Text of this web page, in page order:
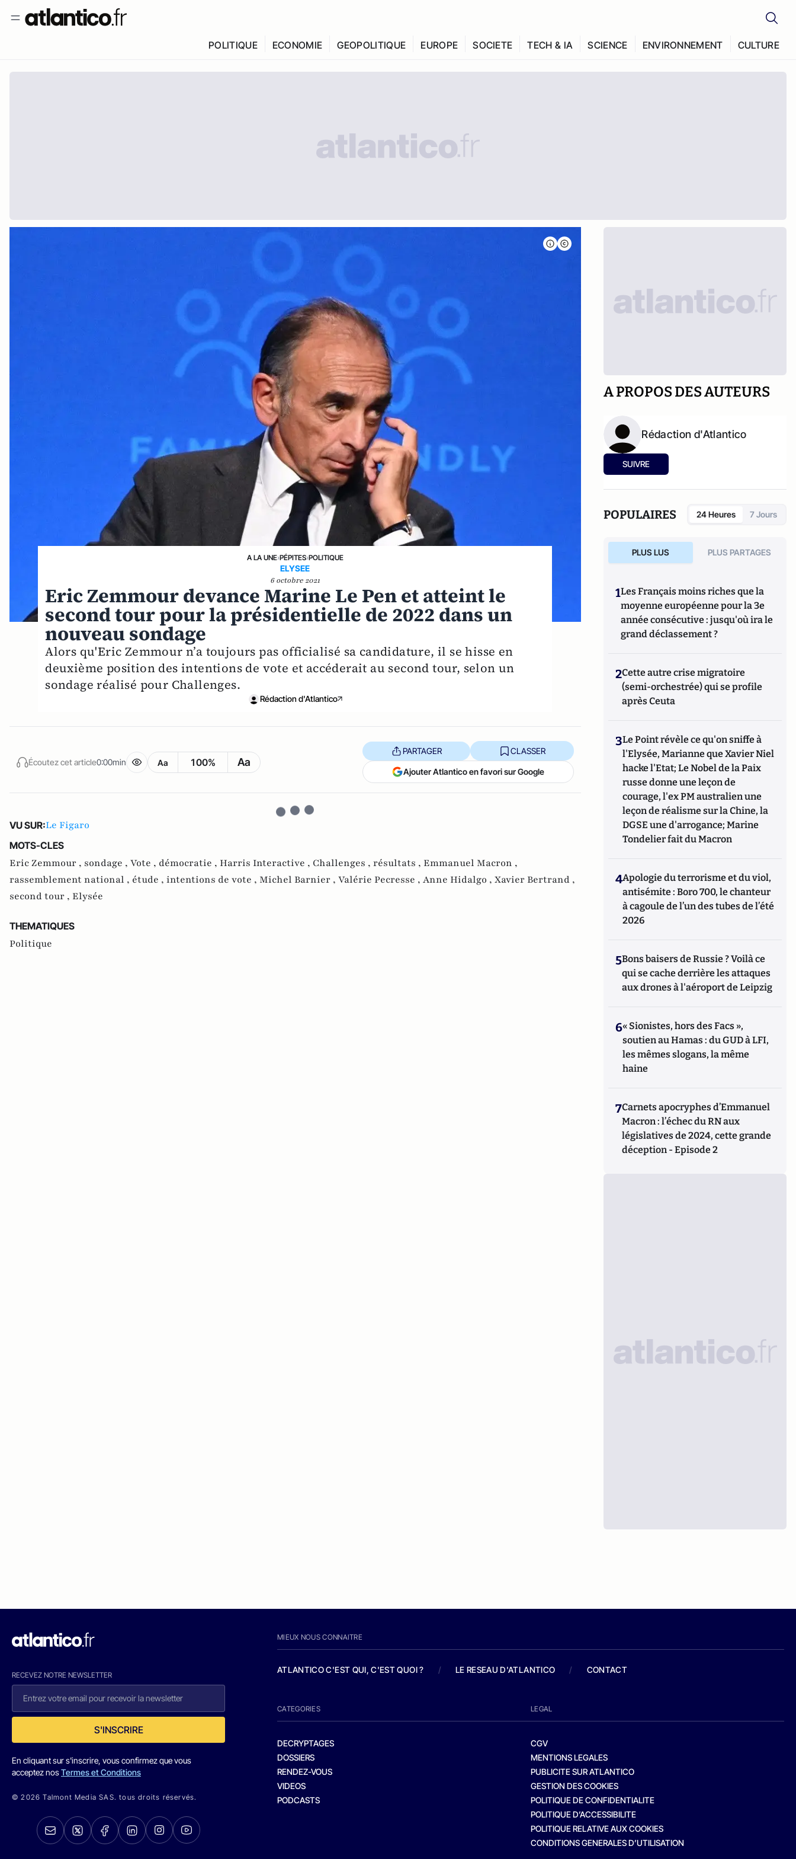
POLITIQUE ECONOMIE GEOPOLITIQUE EUROPE SOCIETE TECH & IA SCIENCE ENVIRONNEMENT CULTURE
A LA UNE›PÉPITES›POLITIQUE
ELYSEE
6 octobre 2021
Eric Zemmour devance Marine Le Pen et atteint le
second tour pour la présidentielle de 2022 dans un
nouveau sondage
Alors qu'Eric Zemmour n’a toujours pas officialisé sa candidature, il se hisse en
deuxième position des intentions de vote et accéderait au second tour, selon un
sondage réalisé pour Challenges.
Rédaction d'Atlantico
Écoutez cet article0:00min Aa 100% Aa
PARTAGER CLASSER
Ajouter Atlantico en favori sur Google
VU SUR:Le Figaro
MOTS-CLES
Eric Zemmour , sondage , Vote , démocratie , Harris Interactive , Challenges , résultats , Emmanuel Macron ,
rassemblement national , étude , intentions de vote , Michel Barnier , Valérie Pecresse , Anne Hidalgo , Xavier Bertrand ,
second tour , Elysée
THEMATIQUES
Politique
A PROPOS DES AUTEURS
Rédaction d'Atlantico
SUIVRE
POPULAIRES 24 Heures 7 Jours
PLUS LUS PLUS PARTAGES
1Les Français moins riches que la
moyenne européenne pour la 3e
année consécutive : jusqu'où ira le
grand déclassement ?
2Cette autre crise migratoire
(semi-orchestrée) qui se profile
après Ceuta
3Le Point révèle ce qu'on sniffe à
l'Elysée, Marianne que Xavier Niel
hacke l'Etat; Le Nobel de la Paix
russe donne une leçon de
courage, l'ex PM australien une
leçon de réalisme sur la Chine, la
DGSE une d'arrogance; Marine
Tondelier fait du Macron
4Apologie du terrorisme et du viol,
antisémite : Boro 700, le chanteur
à cagoule de l’un des tubes de l’été
2026
5Bons baisers de Russie ? Voilà ce
qui se cache derrière les attaques
aux drones à l'aéroport de Leipzig
6« Sionistes, hors des Facs »,
soutien au Hamas : du GUD à LFI,
les mêmes slogans, la même
haine
7Carnets apocryphes d’Emmanuel
Macron : l’échec du RN aux
législatives de 2024, cette grande
déception - Episode 2
RECEVEZ NOTRE NEWSLETTER
S'INSCRIRE
En cliquant sur s'inscrire, vous confirmez que vous
acceptez nosTermes et Conditions
© 2026 Talmont Media SAS. tous droits réservés.
MIEUX NOUS CONNAITRE
ATLANTICO C'EST QUI, C'EST QUOI ? / LE RESEAU D'ATLANTICO / CONTACT
CATEGORIES
DECRYPTAGES
DOSSIERS
RENDEZ-VOUS
VIDEOS
PODCASTS
LEGAL
CGV
MENTIONS LEGALES
PUBLICITE SUR ATLANTICO
GESTION DES COOKIES
POLITIQUE DE CONFIDENTIALITE
POLITIQUE D’ACCESSIBILITE
POLITIQUE RELATIVE AUX COOKIES
CONDITIONS GENERALES D’UTILISATION